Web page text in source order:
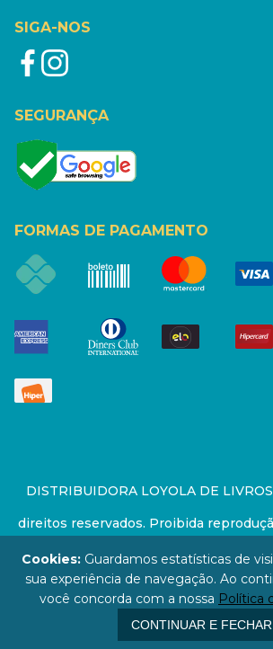
SIGA-NOS
SEGURANÇA
FORMAS DE PAGAMENTO
DISTRIBUIDORA LOYOLA DE
direitos reservados. Proibida
Preços e estoque sujeito a alterações
67.946.814/0001-94 - LOJA - Rua
Paulo / SP - CEP: 01006-
Cookies: Guardamos estatísticas de
sua experiência de navegação. Ao
você concorda com a nossa Política
CONTINUAR E FECHAR